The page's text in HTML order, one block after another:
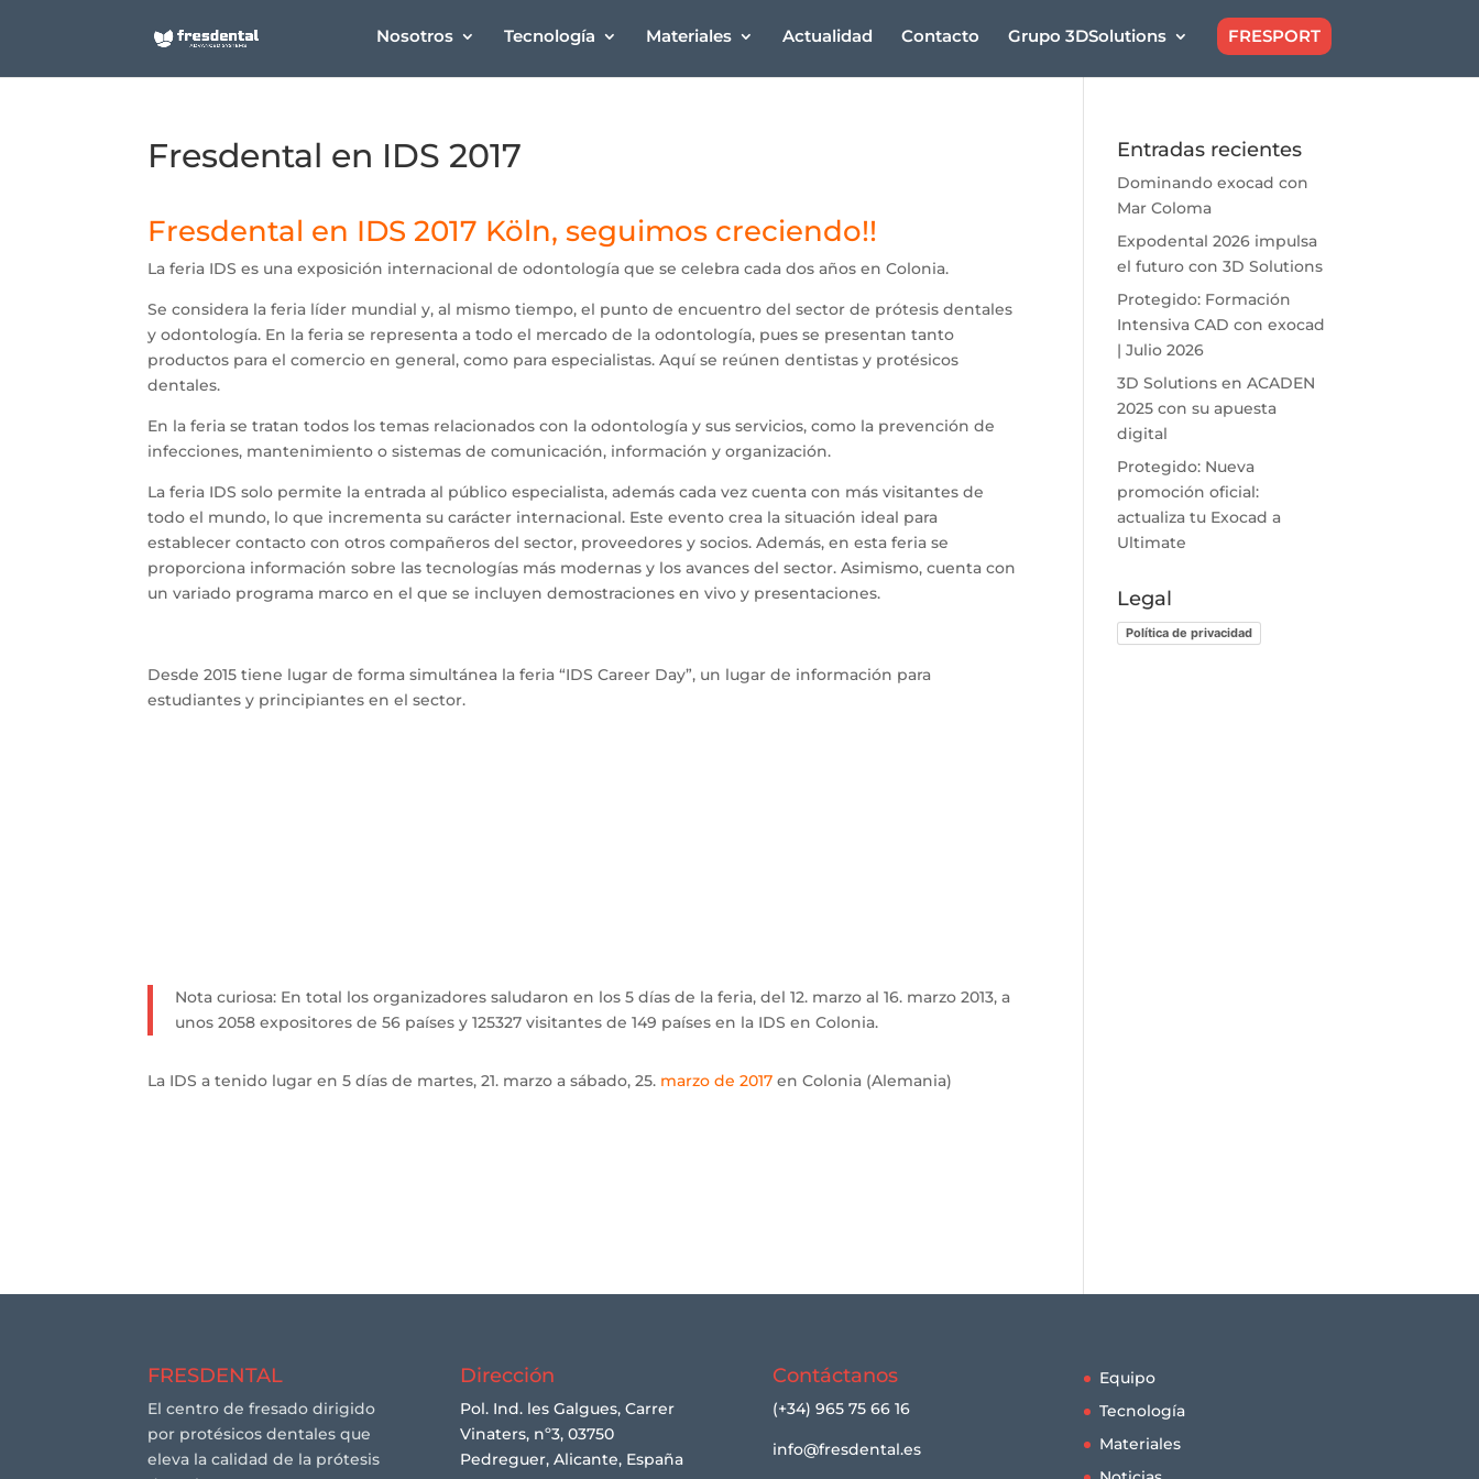
Nosotros Tecnología Materiales Actualidad Contacto Grupo 3DSolutions FRESPORT
Fresdental en IDS 2017
Fresdental en IDS 2017 Köln, seguimos creciendo!!
La feria IDS es una exposición internacional de odontología que se celebra cada dos años en Colonia.
Se considera la feria líder mundial y, al mismo tiempo, el punto de encuentro del sector de prótesis dentales
y odontología. En la feria se representa a todo el mercado de la odontología, pues se presentan tanto
productos para el comercio en general, como para especialistas. Aquí se reúnen dentistas y protésicos
dentales.
En la feria se tratan todos los temas relacionados con la odontología y sus servicios, como la prevención de
infecciones, mantenimiento o sistemas de comunicación, información y organización.
La feria IDS solo permite la entrada al público especialista, además cada vez cuenta con más visitantes de
todo el mundo, lo que incrementa su carácter internacional. Este evento crea la situación ideal para
establecer contacto con otros compañeros del sector, proveedores y socios. Además, en esta feria se
proporciona información sobre las tecnologías más modernas y los avances del sector. Asimismo, cuenta con
un variado programa marco en el que se incluyen demostraciones en vivo y presentaciones.
Desde 2015 tiene lugar de forma simultánea la feria “IDS Career Day”, un lugar de información para
estudiantes y principiantes en el sector.
Nota curiosa: En total los organizadores saludaron en los 5 días de la feria, del 12. marzo al 16. marzo 2013, a
unos 2058 expositores de 56 países y 125327 visitantes de 149 países en la IDS en Colonia.
La IDS a tenido lugar en 5 días de martes, 21. marzo a sábado, 25. marzo de 2017 en Colonia (Alemania)
Entradas recientes
Dominando exocad con
Mar Coloma
Expodental 2026 impulsa
el futuro con 3D Solutions
Protegido: Formación
Intensiva CAD con exocad
| Julio 2026
3D Solutions en ACADEN
2025 con su apuesta
digital
Protegido: Nueva
promoción oficial:
actualiza tu Exocad a
Ultimate
Legal
Política de privacidad
FRESDENTAL
El centro de fresado dirigido
por protésicos dentales que
eleva la calidad de la prótesis
Dirección
Pol. Ind. les Galgues, Carrer
Vinaters, nº3, 03750
Pedreguer, Alicante, España
Contáctanos
(+34) 965 75 66 16
info@fresdental.es
Equipo
Tecnología
Materiales